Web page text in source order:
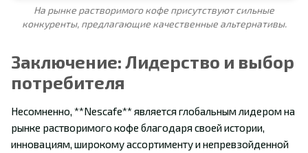
На рынке растворимого кофе присутствуют сильные
конкуренты, предлагающие качественные альтернативы.
Заключение: Лидерство и выбор
потребителя
Несомненно, **Nescafe** является глобальным лидером на
рынке растворимого кофе благодаря своей истории,
инновациям, широкому ассортименту и непревзойденной